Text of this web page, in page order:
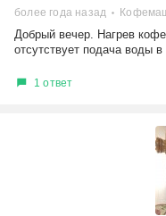
плохо работает
решение проблемы
более года назад
Добрый вечер. Нагрев
отсутствует подача воды
1 ответ